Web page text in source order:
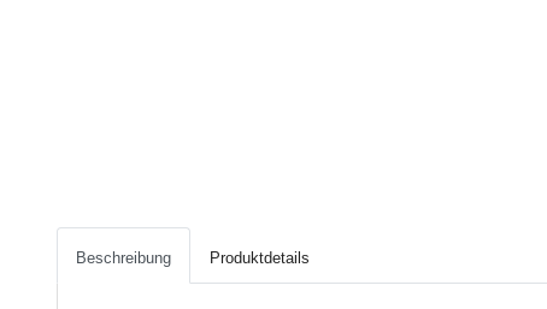
Beschreibung Produktdetails